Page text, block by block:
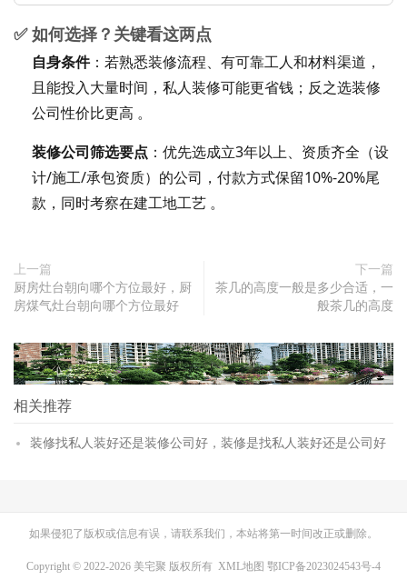
✅ 如何选择？关键看这两点
自身条件：若熟悉装修流程、有可靠工人和材料渠道，
且能投入大量时间，私人装修可能更省钱；反之选装修
公司性价比更高 。
装修公司筛选要点 ：优先选成立3年以上、资质齐全（设
计/施工/承包资质）的公司，付款方式保留10%-20%尾
款，同时考察在建工地工艺 。
上一篇
厨房灶台朝向哪个方位最好，厨
房煤气灶台朝向哪个方位最好
下一篇
茶几的高度一般是多少合适，一
般茶几的高度
相关推荐
装修找私人装好还是装修公司好，装修是找私人装好还是公司好
如果侵犯了版权或信息有误，请联系我们，本站将第一时间改正或删除。
Copyright © 2022-2026 美宅聚 版权所有 XML地图 鄂ICP备2023024543号-4